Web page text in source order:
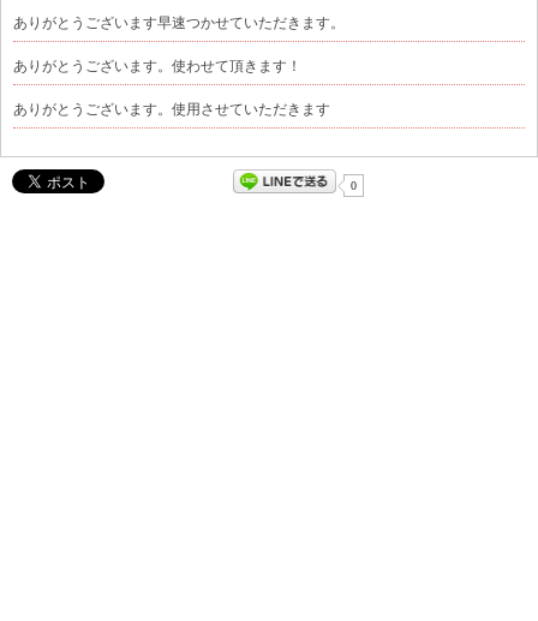
ありがとうございます早速つかせていただきます。
ありがとうございます。使わせて頂きます！
ありがとうございます。使用させていただきます
0